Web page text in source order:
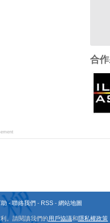
合
- 聯絡我們 - RSS - 網站地圖
。請閱讀我們的用戶協議和隱私權政策